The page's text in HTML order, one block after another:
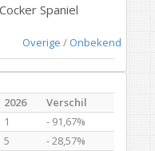
Spaniel
Overige / Onbekend
2026
Verschil
1
- 91,67%
5
- 28,57%